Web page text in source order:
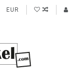
EUR